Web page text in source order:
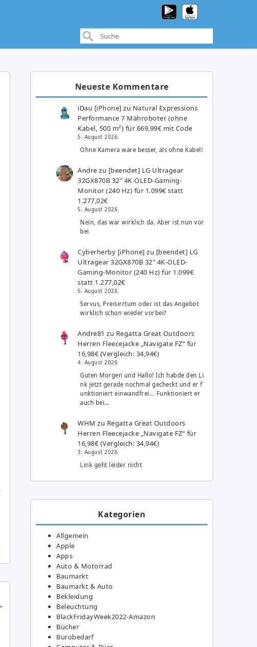
Neueste Kommentare
iDau [iPhone] zu Natural Expressions
Performance 7 Mähroboter (ohne
Kabel, 500 m²) für 669,99€ mit Code
5. August 2026
Ohne Kamera wäre besser, als ohne Kabel!
Andre zu [beendet] LG Ultragear
32GX870B 32″ 4K-OLED-Gaming-
Monitor (240 Hz) für 1.099€ statt
1.277,02€
5. August 2026
Nein, das war wirklich da. Aber ist nun vor
bei
Cyberherby [iPhone] zu [beendet] LG
Ultragear 32GX870B 32″ 4K-OLED-
Gaming-Monitor (240 Hz) für 1.099€
statt 1.277,02€
5. August 2026
Servus, Preisirrtum oder ist das Angebot
wirklich schon wieder vorbei?
Andre81 zu Regatta Great Outdoors
Herren Fleecejacke „Navigate FZ“ für
16,98€ (Vergleich: 34,94€)
4. August 2026
Guten Morgen und Hallo! Ich habde den Li
nk jetzt gerade nochmal gecheckt und er f
unktioniert einwandfrei... Funktioniert er
auch bei…
WHM zu Regatta Great Outdoors
Herren Fleecejacke „Navigate FZ“ für
16,98€ (Vergleich: 34,94€)
3. August 2026
Link geht leider nicht
Kategorien
Allgemein
Apple
Apps
Auto & Motorrad
Baumarkt
Baumarkt & Auto
Bekleidung
Beleuchtung
BlackFridayWeek2022-Amazon
Bücher
Bürobedarf